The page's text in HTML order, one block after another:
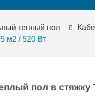
теплый пол
м2 / 520 Вт
пол в стяжку